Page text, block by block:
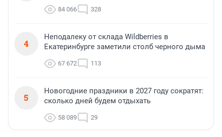
84 066 328
4
Неподалеку от склада Wildberries в
Екатеринбурге заметили столб черного дыма
67 672 113
5
Новогодние праздники в 2027 году сократят:
сколько дней будем отдыхать
58 089 29